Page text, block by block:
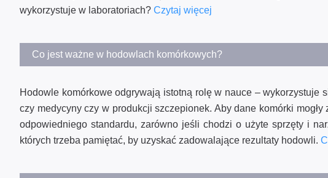
wykorzystuje w laboratoriach? Czytaj więcej
Co jest ważne w hodowlach komórkowych?
Hodowle komórkowe odgrywają istotną rolę w nauce –
czy medycyny czy w produkcji szczepionek. Aby dane komórki
odpowiedniego standardu, zarówno jeśli chodzi o użyte sprzęty i
których trzeba pamiętać, by uzyskać zadowalające rezultaty hodowli.